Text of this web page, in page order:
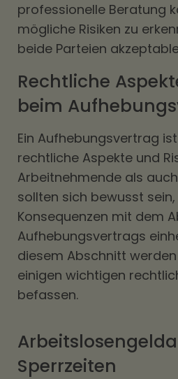
professionelle Beratung
mögliche Risiken zu
beide Parteien
Rechtliche
beim
Ein Aufhebungsvertrag
rechtliche Aspekte und
Arbeitnehmende als
sollten sich bewusst
Konsequenzen mit dem
Aufhebungsvertrags
diesem Abschnitt
einigen wichtigen
befassen.
Sperrzeiten